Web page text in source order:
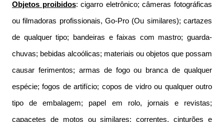
Objetos proibidos: cigarro eletrônico; câmeras fotográficas
ou filmadoras profissionais, Go-Pro (Ou similares); cartazes
de qualquer tipo; bandeiras e faixas com mastro; guarda-
chuvas; bebidas alcoólicas; materiais ou objetos que possam
causar ferimentos; armas de fogo ou branca de qualquer
espécie; fogos de artifício; copos de vidro ou qualquer outro
tipo de embalagem; papel em rolo, jornais e revistas;
capacetes de motos ou similares; correntes, cinturões e